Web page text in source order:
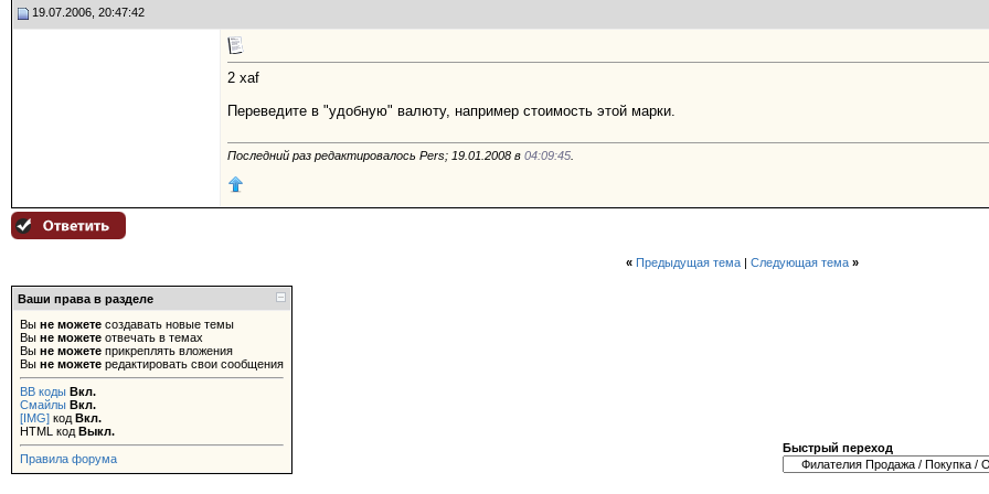
19.07.2006, 20:47:42
2 xaf
Переведите в "удобную" валюту, например стоимость этой марки.
Последний раз редактировалось Pers; 19.01.2008 в 04:09:45
« Предыдущая тема| Следующая тема »
Ваши права в разделе
Вы не можете создавать новые темы
Вы не можете отвечать в темах
Вы не можете прикреплять вложения
Вы не можете редактировать свои сообщения
BB коды Вкл.
Смайлы Вкл.
[IMG] код Вкл.
HTML код Выкл.
Правила форума
Быстрый переход